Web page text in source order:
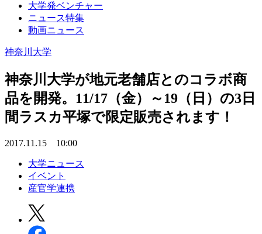
大学発ベンチャー
ニュース特集
動画ニュース
神奈川大学
神奈川大学が地元老舗店とのコラボ商
品を開発。11/17（金）～19（日）の3日
間ラスカ平塚で限定販売されます！
2017.11.15 10:00
大学ニュース
イベント
産官学連携